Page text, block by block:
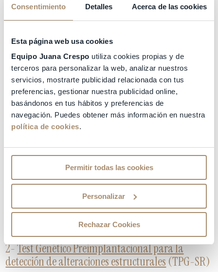
Consentimiento Detalles Acerca de las cookies
Esta página web usa cookies
Equipo Juana Crespo utiliza cookies propias y de
terceros para personalizar la web, analizar nuestros
servicios, mostrarte publicidad relacionada con tus
preferencias, gestionar nuestra publicidad online,
basándonos en tus hábitos y preferencias de
navegación. Puedes obtener más información en nuestra
política de cookies.
Permitir todas las cookies
Personalizar
Rechazar Cookies
hereditarias que podemos detectar en el
estudiar, tenemos tres tipos de test genéticos
preimplantacionales:
1-Test genético de Aneuploidías o Alteraciones
cromosómicas(TGP-A)
Este test está indicado para parejas con fallos
repetidos de implantación o con abortos de
repetición, en mujeres con edad materna superior
También está indicado para parejas que hayan
tenido concepciones previas con enfermedades
Edwards u otras cromosomopatías donde el
embrión puede tener cromosomas de más o de
2-Test Genético Preimplantacional para la
detección de alteraciones estructurales (TPG-SR)